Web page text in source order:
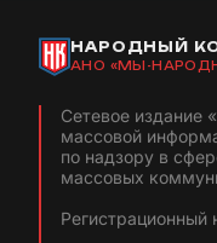
НАРОДНЫЙ
АНО «МЫ-
Сетевое
массовой
по надзору в
массовых